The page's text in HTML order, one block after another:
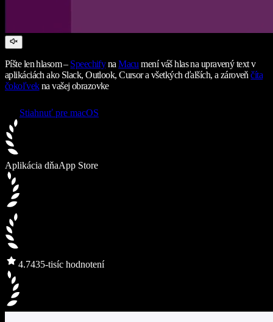
Píšte len hlasom – SpeechifynaMacu mení váš hlas na upravený text v
aplikáciách ako Slack, Outlook, Cursor a všetkých ďalších, a zároveňčíta
čokoľvekna vašej obrazovke
Stiahnuť pre macOS
Aplikácia dňaApp Store
4.7435-tisíc hodnotení